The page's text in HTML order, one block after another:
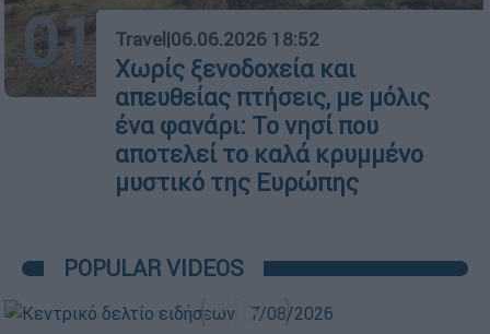
01 Travel |06.06.2026 18:52
Χωρίς ξενοδοχεία και
απευθείας πτήσεις, με μόλις
ένα φανάρι: Το νησί που
αποτελεί το καλά κρυμμένο
μυστικό της Ευρώπης
POPULAR VIDEOS